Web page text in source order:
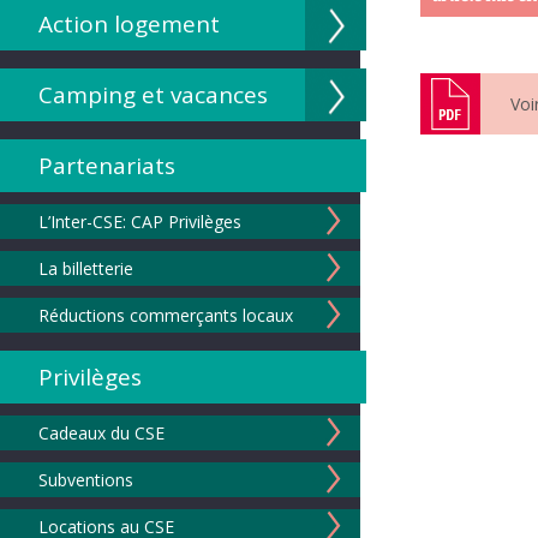
Action logement
Camping et vacances
Partenariats
L’Inter-CSE: CAP Privilèges
La billetterie
Réductions commerçants locaux
Privilèges
Cadeaux du CSE
Subventions
Locations au CSE